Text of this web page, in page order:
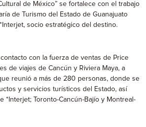
de México” se fortalece con el trabajo
de Turismo del Estado de Guanajuato
socio estratégico del destino.
con la fuerza de ventas de Price
de viajes de Cancún y Riviera Maya, a
reunió a más de 280 personas, donde se
y servicios turísticos del Estado, así
*Interjet; Toronto-Cancún-Bajío y Montreal-